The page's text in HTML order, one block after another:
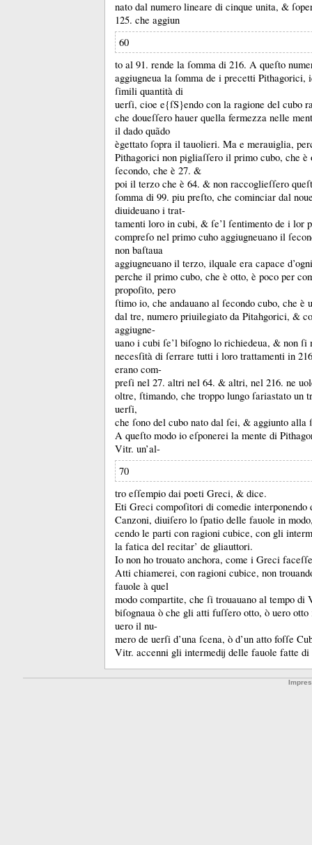
nato dal numero lineare di cinque unita, &
125. che aggiun
60
to al 91. rende la ſomma di 216. A queſto
aggiugneua la ſomma de i precetti Pithagorici,
ſimili quantità di
uerſi, cioe e{ſS}endo con la ragione del cubo
che doueſſero hauer quella fermezza nelle
il dado quãdo
ègettato ſopra il tauolieri. Ma e merauiglia,
Pithagorici non pigliaſſero il primo cubo, che
ſecondo, che è 27. &
poi il terzo che è 64. & non raccoglieſſero
ſomma di 99. piu preſto, che cominciar dal
diuideuano i trat-
tamenti loro in cubi, & ſe’l ſentimento de i lor
compreſo nel primo cuho aggiugneuano il
non baſtaua
aggiugneuano il terzo, ilquale era capace
perche il primo cubo, che è otto, è poco per
propoſito, pero
ſtimo io, che andauano al ſecondo cubo, che è
dal tre, numero priuilegiato da Pitahgorici, &
aggiugne-
uano i cubi ſe’l biſogno lo richiedeua, & non ſi
necesſità di ſerrare tutti i loro trattamenti in
erano com-
preſi nel 27. altri nel 64. & altri, nel 216. ne
oltre, ſtimando, che troppo lungo ſariastato un
uerſi,
che ſono del cubo nato dal ſei, & aggiunto alla
A queſto modo io eſponerei la mente di
Vitr. un’al-
70
tro eſſempio dai poeti Greci, & dice.
Eti Greci compoſitori di comedie interponendo
Canzoni, diuiſero lo ſpatio delle fauole in
cendo le parti con ragioni cubice, con gli
la fatica del recitar’ de gliauttori.
Io non ho trouato anchora, come i Greci
Atti chiamerei, con ragioni cubice, non
fauole à quel
modo compartite, che ſi trouauano al tempo
biſognaua ò che gli atti fuſſero otto, ò uero
uero il nu-
mero de uerſi d’una ſcena, ò d’un atto foſſe
Vitr. accenni gli intermedij delle fauole fatte di